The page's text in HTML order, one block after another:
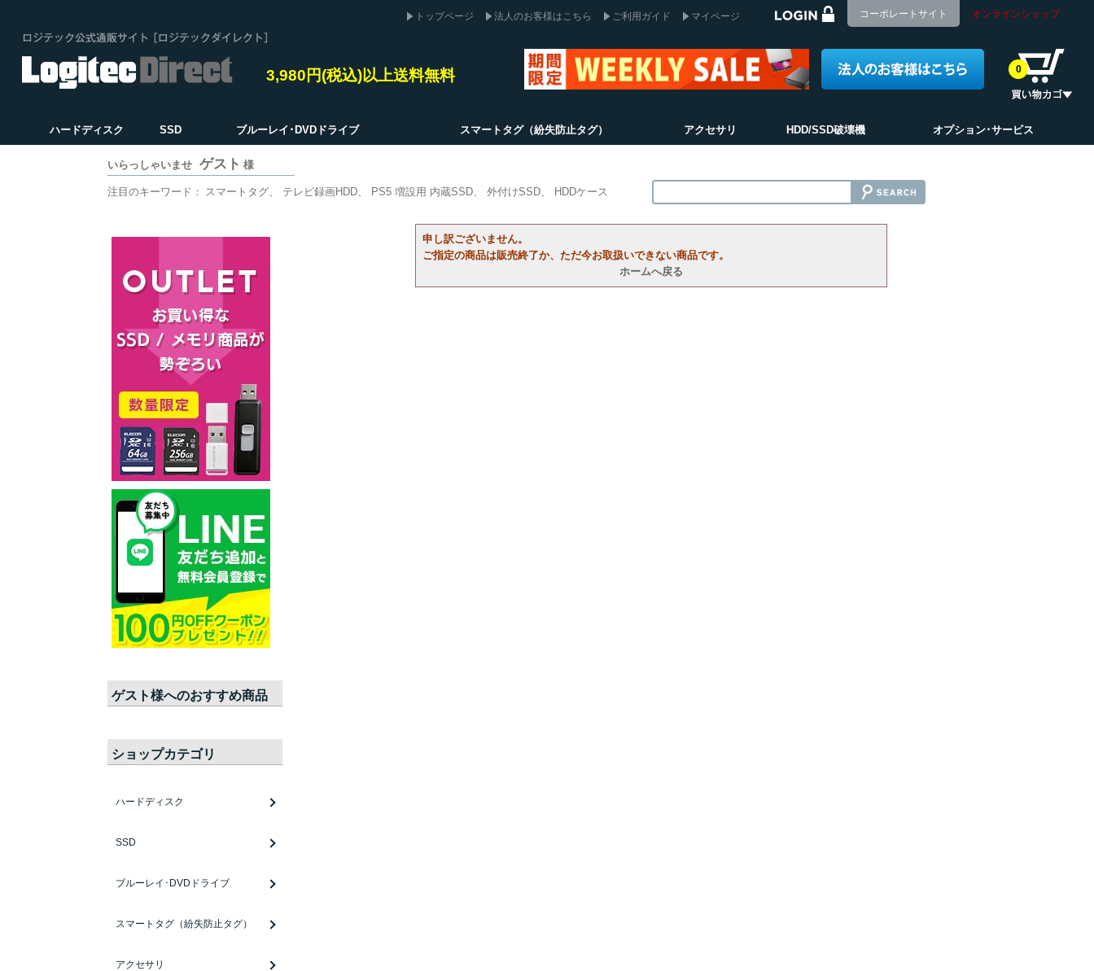
トップページ 法人のお客様はこちら ご利用ガイド マイページ コーポレートサイト オンラインショップ
3,980円(税込)以上送料無料 0
ハードディスク SSD ブルーレイ･DVDドライブ スマートタグ（紛失防止タグ） アクセサリ HDD/SSD破壊機 オプション･サービス
いらっしゃいませ ゲスト 様
注目のキーワード： スマートタグ テレビ録画HDD PS5 増設用 内蔵SSD 外付けSSD HDDケース
申し訳ございません。
ご指定の商品は販売終了か、ただ今お取扱いできない商品です。
ホームへ戻る
ゲスト様へのおすすめ商品
ショップカテゴリ
ハードディスク
SSD
ブルーレイ･DVDドライブ
スマートタグ（紛失防止タグ）
アクセサリ